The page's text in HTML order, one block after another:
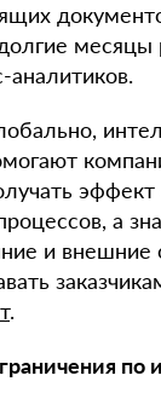
эффект
а
и внешние
.
по